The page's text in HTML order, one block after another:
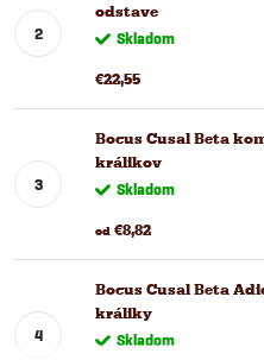
odstave
Skladom
€22,55
Bocus Cusal Beta
králikov
Skladom
od €8,82
Bocus Cusal Beta
králiky
Skladom